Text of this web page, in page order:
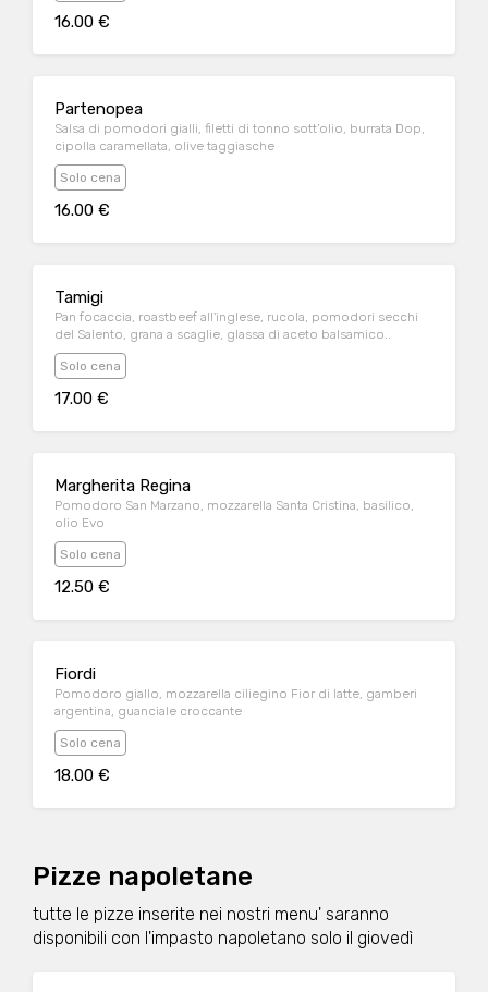
16.00 €
Partenopea
Salsa di pomodori gialli, filetti di tonno sott’olio, burrata Dop,
cipolla caramellata, olive taggiasche
Solo cena
16.00 €
Tamigi
Pan focaccia, roastbeef all'inglese, rucola, pomodori secchi
del Salento, grana a scaglie, glassa di aceto balsamico..
Solo cena
17.00 €
Margherita Regina
Pomodoro San Marzano, mozzarella Santa Cristina, basilico,
olio Evo
Solo cena
12.50 €
Fiordi
Pomodoro giallo, mozzarella ciliegino Fior di latte, gamberi
argentina, guanciale croccante
Solo cena
18.00 €
Pizze napoletane
tutte le pizze inserite nei nostri menu' saranno
disponibili con l'impasto napoletano solo il giovedì